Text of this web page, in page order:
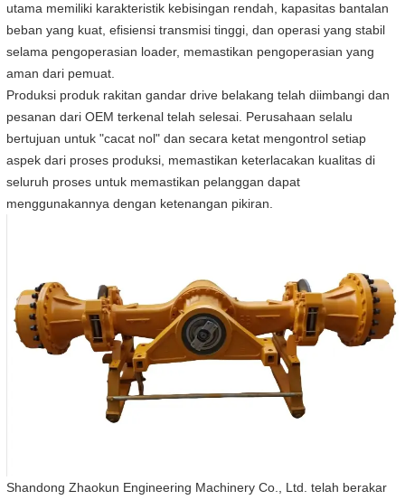
utama memiliki karakteristik kebisingan rendah, kapasitas bantalan
beban yang kuat, efisiensi transmisi tinggi, dan operasi yang stabil
selama pengoperasian loader, memastikan pengoperasian yang
aman dari pemuat.
Produksi produk rakitan gandar drive belakang telah diimbangi dan
pesanan dari OEM terkenal telah selesai. Perusahaan selalu
bertujuan untuk "cacat nol" dan secara ketat mengontrol setiap
aspek dari proses produksi, memastikan keterlacakan kualitas di
seluruh proses untuk memastikan pelanggan dapat
menggunakannya dengan ketenangan pikiran.
Shandong Zhaokun Engineering Machinery Co., Ltd. telah berakar